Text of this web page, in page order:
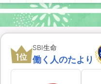
1位
SBI生命
働く人のたより